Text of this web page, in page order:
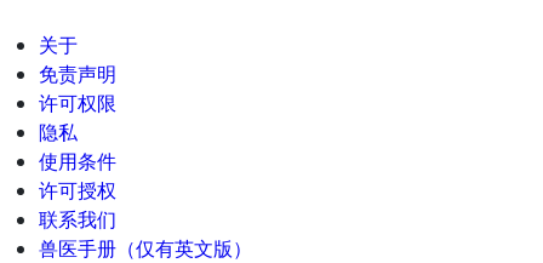
关于
免责声明
许可权限
隐私
使用条件
许可授权
联系我们
兽医手册（仅有英文版）